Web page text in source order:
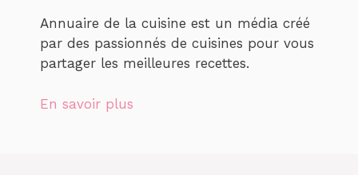
Annuaire de la cuisine est un média créé
par des passionnés de cuisines pour vous
partager les meilleures recettes.
En savoir plus